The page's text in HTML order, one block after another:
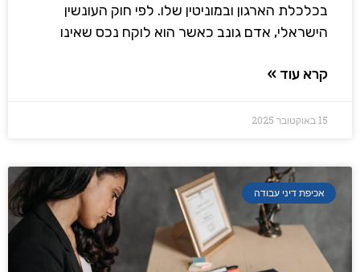
בכלכלת הארגון ובמוניטין שלו. לפי חוק העונשין
הישראלי, אדם גונב כאשר הוא לוקח נכס שאינו
קרא עוד »
15 באוקטובר 2025
אכיפת דיני עבודה